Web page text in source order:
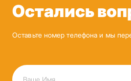
Остались
Оставьте номер телефона и мы